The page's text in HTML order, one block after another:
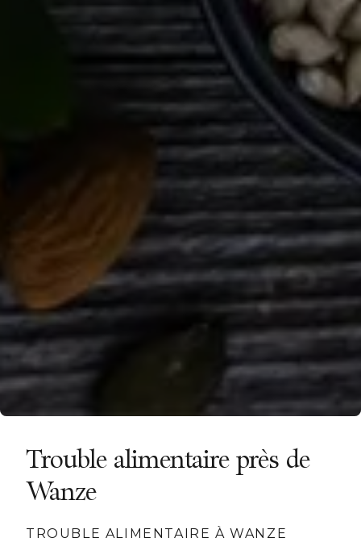
Trouble alimentaire près de
Wanze
TROUBLE ALIMENTAIRE À WANZE